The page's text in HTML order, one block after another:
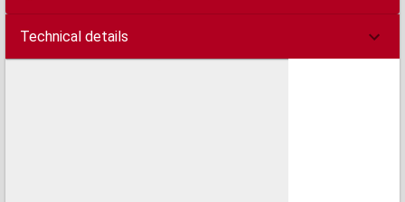
Technical details